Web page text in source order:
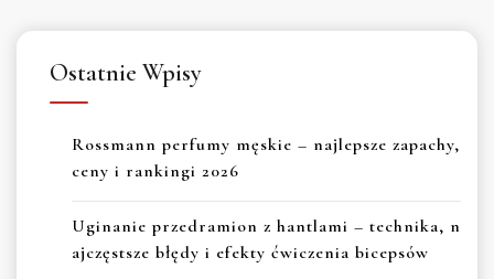
Ostatnie Wpisy
Rossmann perfumy męskie – najlepsze zapachy,
ceny i rankingi 2026
Uginanie przedramion z hantlami – technika, n
ajczęstsze błędy i efekty ćwiczenia bicepsów